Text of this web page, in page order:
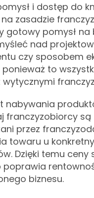
i dostęp do
na zasadzie
gotowy pomysł na
nad
czy sposobem
to
wytycznymi
nabywania
franczyzobiorcy są
przez
towaru u
Dzięki temu ceny
poprawia
biznesu.